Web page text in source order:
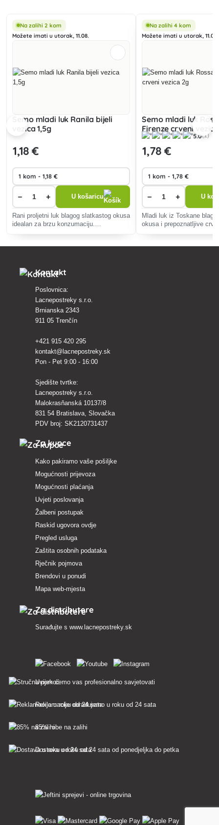
Na zalihi 2 kom
Možete imati u utorak, 11.08.
Semo mladi luk Ranila bijeli
vezica 1,5g
1,18 €
− + U košaricu
Rani proljetni luk blagog slatkastog okusa
idealan za brzu konzumaciju.
Na zalihi 4 kom
Možete imati u utorak, 11.08.
Semo mladi luk
Firenze crveni
5.0(1)
1,78 €
− + U
Mladi luk iz Toskane
okusa i prepoznatljive
Kontakt
Poslovnica:
Lacnepostreky s.r.o.
Brnianska 2343
911 05 Trenčín
+421 915 420 295
kontakt@lacnepostreky.sk
Pon - Pet 9:00 - 16:00
Sjedište tvrtke:
Lacnepostreky s.r.o.
Malokrasňanská 10137/8
831 54 Bratislava, Slovačka
PDV broj: SK2120731437
Za kupce
Kako pakiramo vaše pošiljke
Mogućnosti prijevoza
Mogućnosti plaćanja
Uvjeti poslovanja
Žalbeni postupak
Raskid ugovora ovdje
Pregled usluga
Zaštita osobnih podataka
Rječnik pojmova
Brendovi u ponudi
Mapa web-mjesta
Za distributere
Surađujte s www.lacnepostreky.sk
Uvijek ćemo vas profesionalno savjetovati
Reklamacije obrađujemo u roku od 24 sata
85% robe na zalihi
Dostava u roku od 24 sata od ponedjeljka do petka